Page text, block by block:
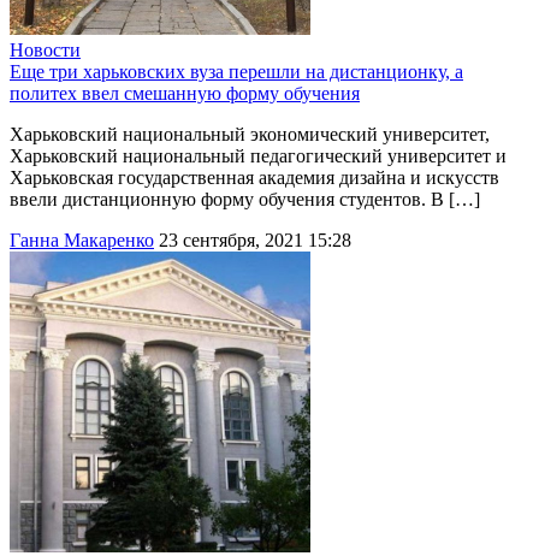
Новости
Еще три харьковских вуза перешли на дистанционку, а
политех ввел смешанную форму обучения
Харьковский национальный экономический университет,
Харьковский национальный педагогический университет и
Харьковская государственная академия дизайна и искусств
ввели дистанционную форму обучения студентов. В […]
Ганна Макаренко 23 сентября, 2021 15:28